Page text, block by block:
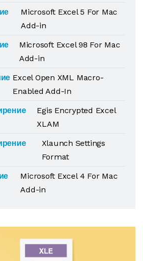
Microsoft Excel 5 For Mac
Add-in
Microsoft Excel 98 For Mac
Add-in
Excel Open XML Macro-
Enabled Add-In
Egis Encrypted Excel
XLAM
Xlaunch Settings
Format
Microsoft Excel 4 For Mac
Add-in